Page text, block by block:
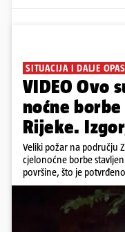
SITUACIJA I DALJE
VIDEO Ovo
noćne
Rijeke.
Veliki požar na području
cjelonoćne borbe
površine, što je
vatrogasne postrojbe
vozila te više DVD-ova i
jakog vjetra koji